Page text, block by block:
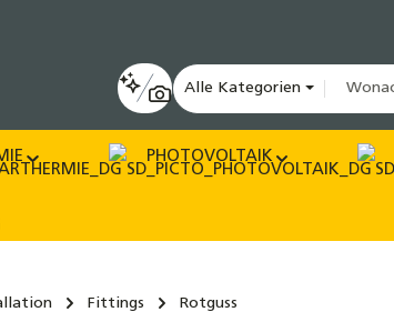
Alle Kategorien
PHOTOVOLTAIK
Fittings Rotguss